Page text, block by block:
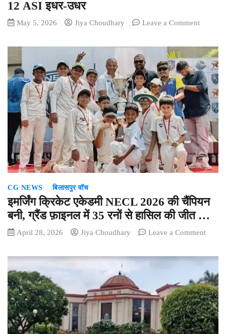
12 ASI इधर-उधर
May 5, 2026 Jiya Choudhary Leave a Commenton
पुलिस
विभाग
में
बदलाव,
12
ASI
इधर-
उधर
CG NEWS बिलासपुर वॉच
इमर्जिंग क्रिकेट एकेडमी NECL 2026 की चैंपियन
बनी, ग्रैंड फ़ाइनल में 35 रनों से हासिल की जीत …
April 28, 2026 Jiya Choudhary Leave a Commenton
NECL
2026
की
चैंपियन
बनी,
ग्रैंड